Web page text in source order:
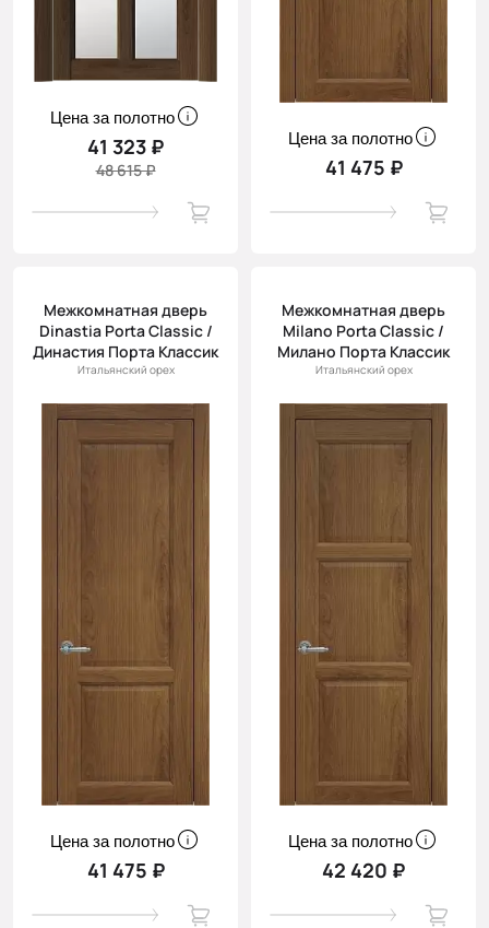
Цена за полотно
41 323 ₽
48 615 ₽
Цена за полотно
41 475 ₽
Межкомнатная дверь
Dinastia Porta Classic /
Династия Порта Классик
Итальянский орех
Цена за полотно
41 475 ₽
Межкомнатная дверь
Milano Porta Classic /
Милано Порта Классик
Итальянский орех
Цена за полотно
42 420 ₽